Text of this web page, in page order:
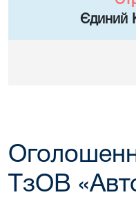
Єдиний
ТзОВ